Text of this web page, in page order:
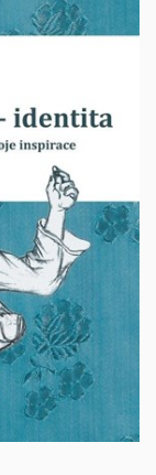
a tanec na
stran, ISBN: